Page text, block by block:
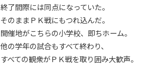
終了間際には同点になっていた。
そのままＰＫ戦にもつれ込んだ。
開催地がこちらの小学校、即ちホーム。
他の学年の試合もすべて終わり、
すべての観衆がＰＫ戦を取り囲み大歓声。